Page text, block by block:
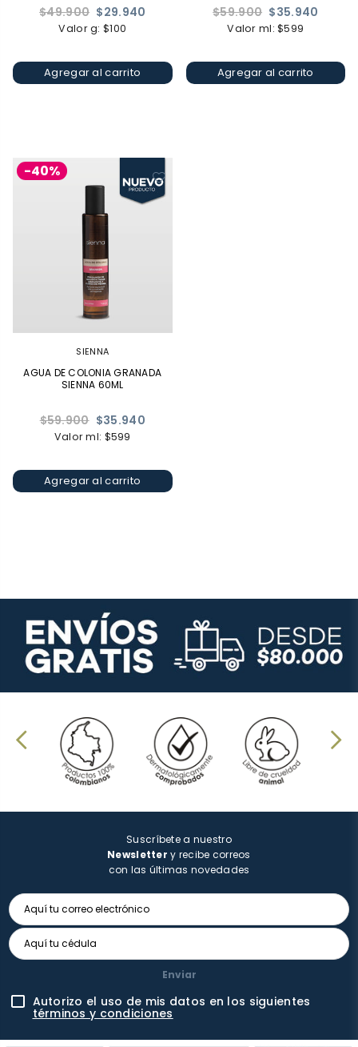
Precio
habitual
$49.900 $29.940
Valor g: $100
Agregar al carrito
Precio
habitual
$59.900 $35.940
Valor ml: $599
Agregar al carrito
-40%
SIENNA
AGUA DE COLONIA GRANADA
SIENNA 60ML
Precio
habitual
$59.900 $35.940
Valor ml: $599
Agregar al carrito
Suscríbete a nuestro
Newsletter y recibe correos
con las últimas novedades
Enviar
Autorizo el uso de mis datos en los siguientes
términos y condiciones